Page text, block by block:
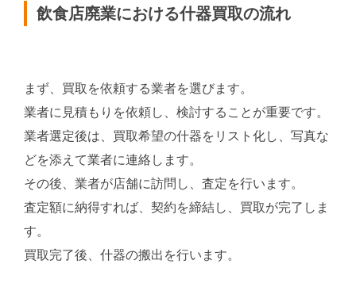
飲食店廃業における什器買取の流れ
まず、買取を依頼する業者を選びます。
業者に見積もりを依頼し、検討することが重要です。
業者選定後は、買取希望の什器をリスト化し、写真な
どを添えて業者に連絡します。
その後、業者が店舗に訪問し、査定を行います。
査定額に納得すれば、契約を締結し、買取が完了しま
す。
買取完了後、什器の搬出を行います。